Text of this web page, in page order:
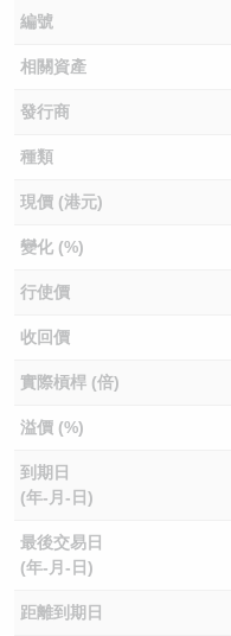
編號
相關資產
發行商
種類
現價 (港元)
變化 (%)
行使價
收回價
實際槓桿 (倍)
溢價 (%)
到期日
(年-月-日)
最後交易日
(年-月-日)
距離到期日
牛熊證文件及公告 (瑞信)
收市競價變化